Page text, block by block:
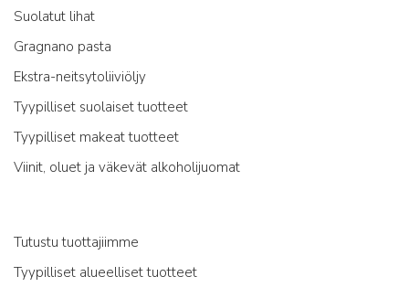
Suolatut lihat
Gragnano pasta
Ekstra-neitsytoliiviöljy
Tyypilliset suolaiset tuotteet
Tyypilliset makeat tuotteet
Viinit, oluet ja väkevät alkoholijuomat
Tutustu tuottajiimme
Tyypilliset alueelliset tuotteet